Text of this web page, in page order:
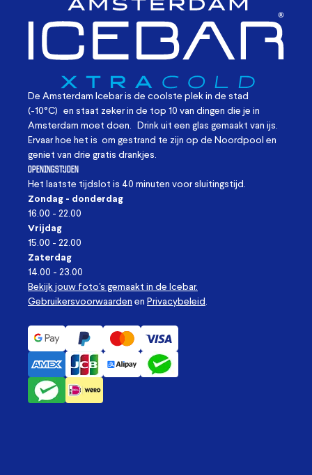
De Amsterdam Icebar is de coolste plek in de stad
(-10°C) en staat zeker in de top 10 van dingen die je in
Amsterdam moet doen. Drink uit een glas gemaakt van ijs.
Ervaar hoe het is om gestrand te zijn op de Noordpool en
geniet van drie gratis drankjes.
OPENINGSTIJDEN
Het laatste tijdslot is 40 minuten voor sluitingstijd.
Zondag - donderdag
16.00 - 22.00
Vrijdag
15.00 - 22.00
Zaterdag
14.00 - 23.00
Bekijk jouw foto's gemaakt in de Icebar.
Gebruikersvoorwaarden en Privacybeleid